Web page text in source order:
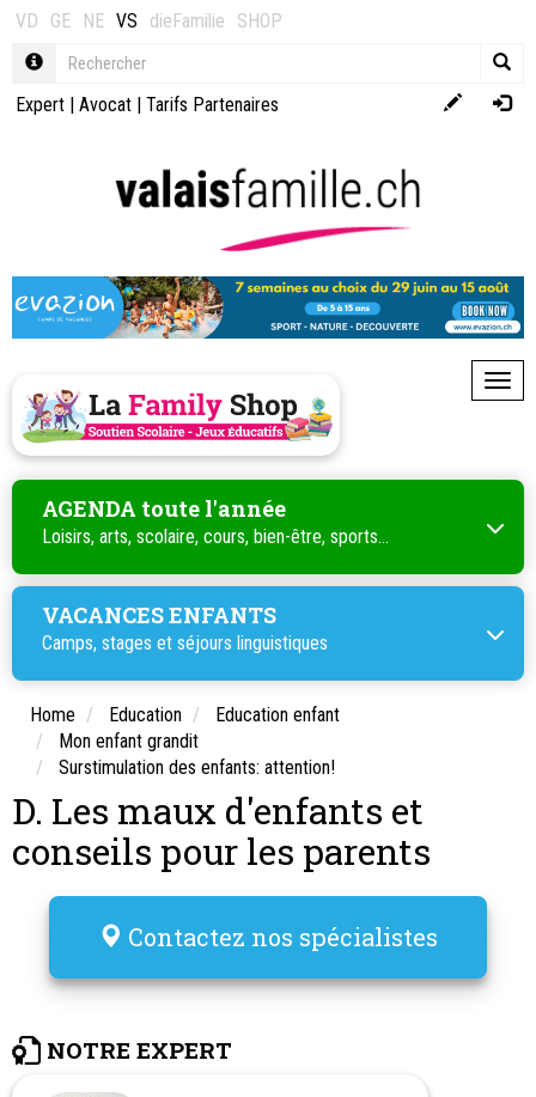
VD GE NE VS dieFamilie SHOP
Expert | Avocat | Tarifs Partenaires
AGENDA toute l'année
Loisirs, arts, scolaire, cours, bien-être, sports...
VACANCES ENFANTS
Camps, stages et séjours linguistiques
Home Education
Education enfant
Mon enfant grandit
Surstimulation des enfants: attention!
D. Les maux d'enfants et
conseils pour les parents
Contactez nos spécialistes
NOTRE EXPERT